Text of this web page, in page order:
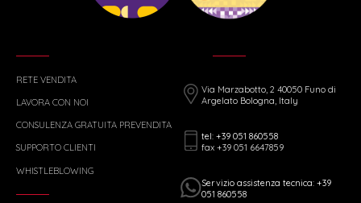
RETE VENDITA
LAVORA CON NOI
CONSULENZA GRATUITA PREVENDITA
SUPPORTO CLIENTI
WHISTLEBLOWING
Via Marzabotto, 2 40050 Funo di
Argelato Bologna, Italy
tel: +39 051 860558
fax +39 051 6647859
Servizio assistenza tecnica: +39
051 860558